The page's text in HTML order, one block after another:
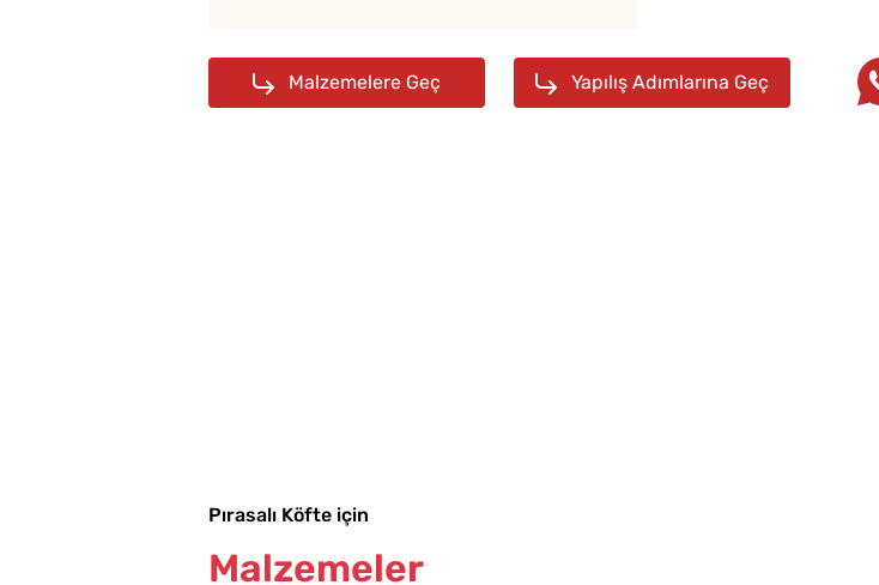
Malzemelere Geç Yapılış Adımlarına Geç
Menemenlik Domates
Dakika Kaynatılır?
Pırasalı Köfte için
Malzemeler